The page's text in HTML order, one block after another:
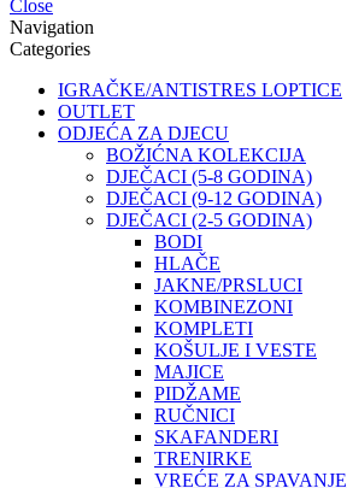
Close
Navigation
Categories
IGRAČKE/ANTISTRES LOPTICE
OUTLET
ODJEĆA ZA DJECU
BOŽIĆNA KOLEKCIJA
DJEČACI (5-8 GODINA)
DJEČACI (9-12 GODINA)
DJEČACI (2-5 GODINA)
BODI
HLAČE
JAKNE/PRSLUCI
KOMBINEZONI
KOMPLETI
KOŠULJE I VESTE
MAJICE
PIDŽAME
RUČNICI
SKAFANDERI
TRENIRKE
VREĆE ZA SPAVANJE